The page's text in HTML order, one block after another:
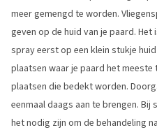
meer gemengd te worden.
geven op de huid van je paard.
spray eerst op een klein stukje
plaatsen waar je paard het
plaatsen die bedekt worden.
eenmaal daags aan te brengen.
het nodig zijn om de behandeling